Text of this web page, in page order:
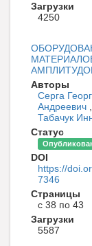
Загрузки
4250
Авторы
Серга
Андреевич
Табачук
Статус
DOI
https://
7346
Страницы
с 38 по 43
Загрузки
5587